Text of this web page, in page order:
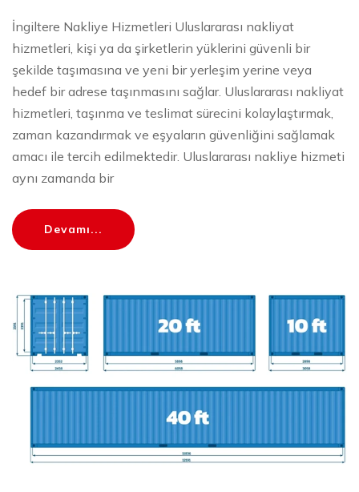
İngiltere Nakliye Hizmetleri Uluslararası nakliyat
hizmetleri, kişi ya da şirketlerin yüklerini güvenli bir
şekilde taşımasına ve yeni bir yerleşim yerine veya
hedef bir adrese taşınmasını sağlar. Uluslararası nakliyat
hizmetleri, taşınma ve teslimat sürecini kolaylaştırmak,
zaman kazandırmak ve eşyaların güvenliğini sağlamak
amacı ile tercih edilmektedir. Uluslararası nakliye hizmeti
aynı zamanda bir
Devamı...